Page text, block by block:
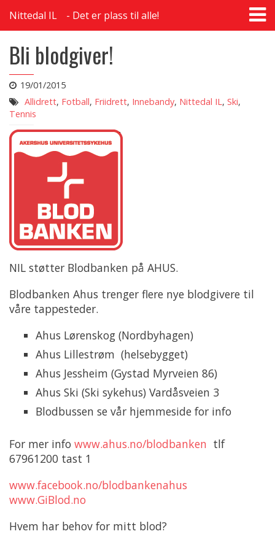
Nittedal IL Det er plass til alle!
Bli blodgiver!
19/01/2015
Allidrett, Fotball, Friidrett, Innebandy, Nittedal IL, Ski,
Tennis
NIL støtter Blodbanken på AHUS.
Blodbanken Ahus trenger flere nye blodgivere til
våre tappesteder.
Ahus Lørenskog (Nordbyhagen)
Ahus Lillestrøm (helsebygget)
Ahus Jessheim (Gystad Myrveien 86)
Ahus Ski (Ski sykehus) Vardåsveien 3
Blodbussen se vår hjemmeside for info
For mer info www.ahus.no/blodbanken tlf
67961200 tast 1
www.facebook.no/blodbankenahus
www.GiBlod.no
Hvem har behov for mitt blod?